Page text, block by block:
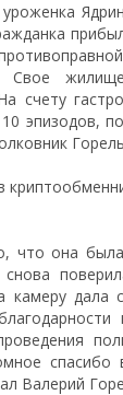
Свое
счету
эпизодов,
что она
камеру дала
Валерий